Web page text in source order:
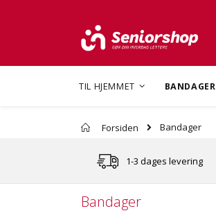
TIL HJEMMET BANDAGER
Forsiden Bandager
1-3 dages levering
Bandager